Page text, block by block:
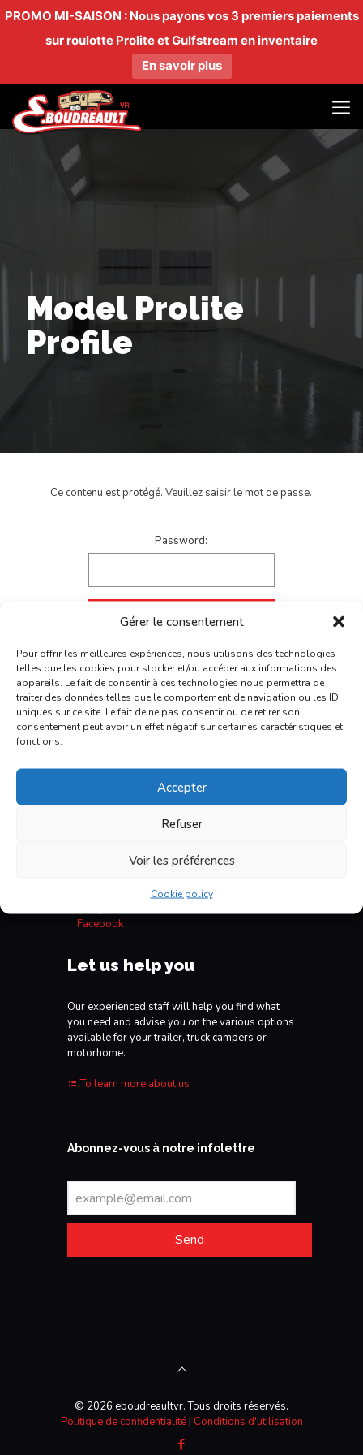
PROMO MI-SAISON : Nous payons vos 3 premiers paiements
sur roulotte Prolite et Gulfstream en inventaire
En savoir plus
Gérer le consentement
Pour offrir les meilleures expériences, nous utilisons des technologies
telles que les cookies pour stocker et/ou accéder aux informations des
appareils. Le fait de consentir à ces technologies nous permettra de
traiter des données telles que le comportement de navigation ou les ID
uniques sur ce site. Le fait de ne pas consentir ou de retirer son
consentement peut avoir un effet négatif sur certaines caractéristiques et
fonctions.
Accepter
Refuser
Voir les préférences
Cookie policy
Model Prolite
Profile
Ce contenu est protégé. Veuillez saisir le mot de passe.
Password:
E. Boudreault VR
6165, boul. Wilfrid-Hamel
QC, G2E 5W2
1 877-871 1895
Facebook
Let us help you
Our experienced staff will help you find what
you need and advise you on the various options
available for your trailer, truck campers or
motorhome.
To learn more about us
Abonnez-vous à notre infolettre
Send
© 2026 eboudreaultvr. Tous droits réservés.
Politique de confidentialité| Conditions d'utilisation